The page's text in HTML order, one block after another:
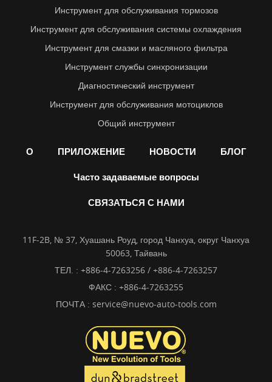
Инструмент для обслуживания тормозов
Инструмент для обслуживания системы охлаждения
Инструмент для смазки и масляного фильтра
Инструмент службы синхронизации
Диагностический инструмент
Инструмент для обслуживания мотоциклов
Общий инструмент
О ПРИЛОЖЕНИЕ НОВОСТИ БЛОГ
Часто задаваемые вопросы
СВЯЗАТЬСЯ С НАМИ
11F-2B, № 37, Хуашань Роуд, город Чанхуа, округ Чанхуа
50063, Тайвань
ТЕЛ. : +886-4-7263256 / +886-4-7263257
ФАКС : +886-4-7263255
ПОЧТА : service@nuevo-auto-tools.com